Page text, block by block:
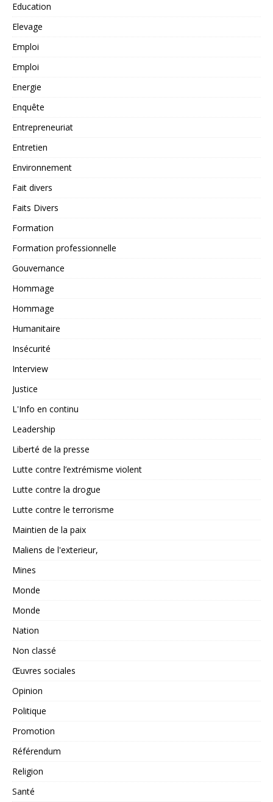
Education
Elevage
Emploi
Emploi
Energie
Enquête
Entrepreneuriat
Entretien
Environnement
Fait divers
Faits Divers
Formation
Formation professionnelle
Gouvernance
Hommage
Hommage
Humanitaire
Insécurité
Interview
Justice
L'Info en continu
Leadership
Liberté de la presse
Lutte contre l’extrémisme violent
Lutte contre la drogue
Lutte contre le terrorisme
Maintien de la paix
Maliens de l'exterieur,
Mines
Monde
Monde
Nation
Non classé
Œuvres sociales
Opinion
Politique
Promotion
Référendum
Religion
Santé